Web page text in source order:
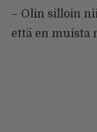
– Olin silloin
että en muista